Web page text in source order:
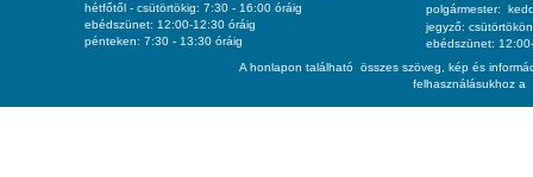
A honlapon található összes szöveg, kép és
felhasználásukhoz a
hétfőtől - csütörtökig: 7:30 - 16:00 óráig
ebédszünet: 12:00-12:30 óráig
pénteken: 7:30 - 13:30 óráig
polgármester:
jegyző: csütörtökön
ebédszünet: